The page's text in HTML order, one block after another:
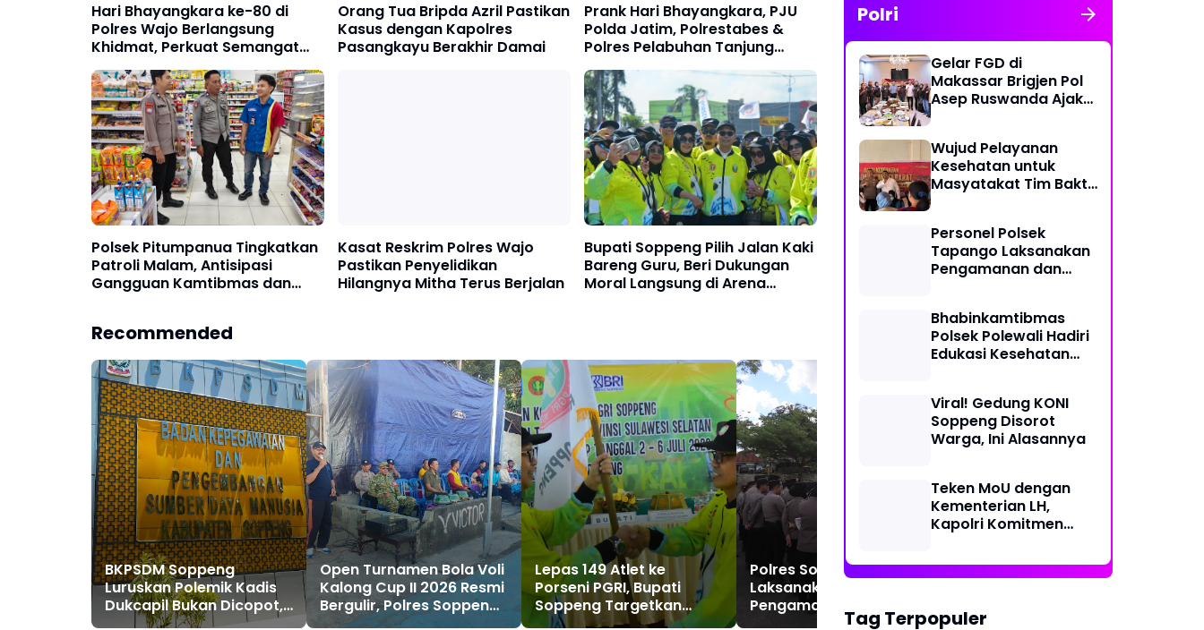
Hari Bhayangkara ke-80 di
Polres Wajo Berlangsung
Khidmat, Perkuat Semangat
Pengabdian untuk Masyarakat
Orang Tua Bripda Azril Pastikan
Kasus dengan Kapolres
Pasangkayu Berakhir Damai
Prank Hari Bhayangkara, PJU
Polda Jatim, Polrestabes &
Polres Pelabuhan Tanjung
Perak Keluar Hadapi Massa
AMI, Ujungnya Malah Potong
Kue
Polsek Pitumpanua Tingkatkan
Patroli Malam, Antisipasi
Gangguan Kamtibmas dan
Kasat Reskrim Polres Wajo
Pastikan Penyelidikan
Hilangnya Mitha Terus Berjalan
Bupati Soppeng Pilih Jalan Kaki
Bareng Guru, Beri Dukungan
Moral Langsung di Arena
Recommended
BKPSDM Soppeng
Luruskan Polemik Kadis
Dukcapil Bukan Dicopot,
tapi Pemberhentian
Open Turnamen Bola Voli
Kalong Cup II 2026 Resmi
Bergulir, Polres Soppeng
Dukung Pembinaan Atlet
Lepas 149 Atlet ke
Porseni PGRI, Bupati
Soppeng Targetkan
Juara Umum
Polres Soppeng
Laksanakan
Pengamanan
Penyampaian Aspirasi
Bupati Soppeng
Pertanggungjawaban
APBD 2025 ke DPRD.
Polri
Gelar FGD di
Makassar Brigjen Pol
Asep Ruswanda Ajak
Wujud Pelayanan
Kesehatan untuk
Masyatakat Tim Bakti
Perjalanan Ekstrem 10
Jam Demi Layani
Warga Desa Kopeang
Personel Polsek
Tapango Laksanakan
Pengamanan dan
Tradisional Pelitakan
Bhabinkamtibmas
Polsek Polewali Hadiri
Edukasi Kesehatan
Kelurahan Sulewatang
Viral! Gedung KONI
Soppeng Disorot
Warga, Ini Alasannya
Teken MoU dengan
Kementerian LH,
Kapolri Komitmen
Lingkungan Hidup Jadi
Lebih Baik
Tag Terpopuler